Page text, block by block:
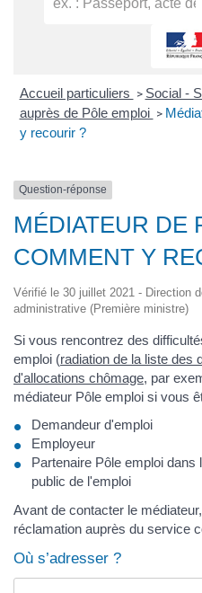
Accueil particuliers > Social -
auprès de Pôle emploi >
y recourir ?
Question-réponse
MÉDIATEUR DE
COMMENT Y
Vérifié le 30 juillet 2021 - Direction
administrative (Première ministre)
Si vous rencontrez des
emploi (radiation de la liste des
d'allocations chômage, par
médiateur Pôle emploi si vous
Demandeur d'emploi
Employeur
Partenaire Pôle emploi
public de l'emploi
Avant de contacter le
réclamation auprès du service
Où s’adresser ?